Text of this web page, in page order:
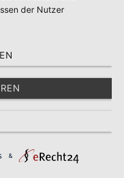
der Nutzer
&